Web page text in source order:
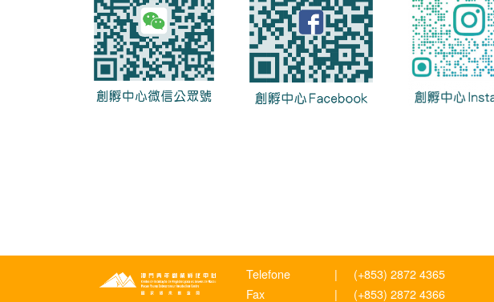
Telefone |
(+853) 2872 4365
Fax
| (+853) 2872 4366